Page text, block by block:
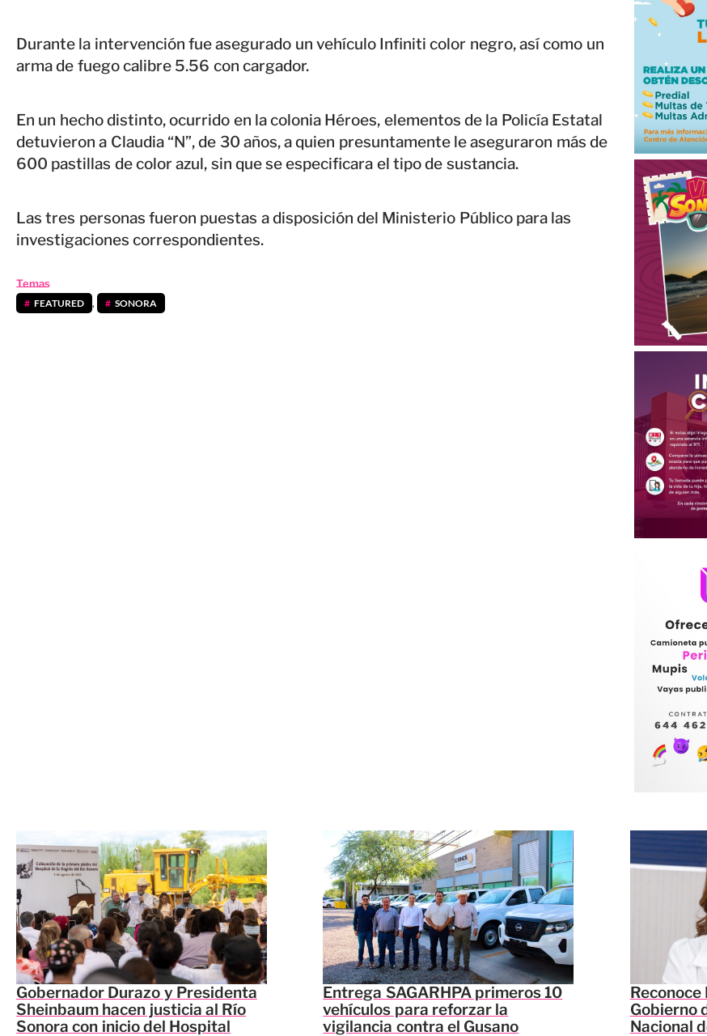
Durante la intervención fue asegurado un vehículo Infiniti color negro, así como un
arma de fuego calibre 5.56 con cargador.
En un hecho distinto, ocurrido en la colonia Héroes, elementos de la Policía Estatal
detuvieron a Claudia “N”, de 30 años, a quien presuntamente le aseguraron más de
600 pastillas de color azul, sin que se especificara el tipo de sustancia.
Las tres personas fueron puestas a disposición del Ministerio Público para las
investigaciones correspondientes.
Temas
FEATURED , SONORA
Gobernador Durazo y Presidenta
Sheinbaum hacen justicia al Río
Sonora con inicio del Hospital
Entrega SAGARHPA primeros 10
vehículos para reforzar la
vigilancia contra el Gusano
Gobierno
Nacional